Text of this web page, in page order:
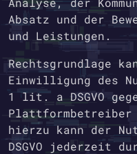
Absatz und der
und Leistungen.
Rechtsgrundlage
Einwilligung des
1 lit. a DSGVO
hierzu kann der
DSGVO jederzeit